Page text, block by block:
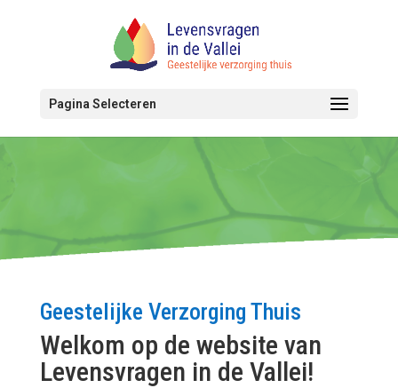
Pagina Selecteren
Geestelijke Verzorging Thuis
Welkom op de website van
Levensvragen in de Vallei!